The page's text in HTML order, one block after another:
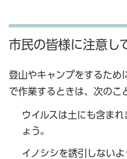
市民の皆様に注意し
登山やキャンプをするため
で作業するときは、次のこ
ウイルスは土にも含ま
ょう。
イノシシを誘引しないよ